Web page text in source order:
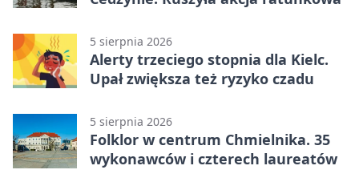
5 sierpnia 2026
Alerty trzeciego stopnia dla Kielc.
Upał zwiększa też ryzyko czadu
5 sierpnia 2026
Folklor w centrum Chmielnika. 35
wykonawców i czterech laureatów